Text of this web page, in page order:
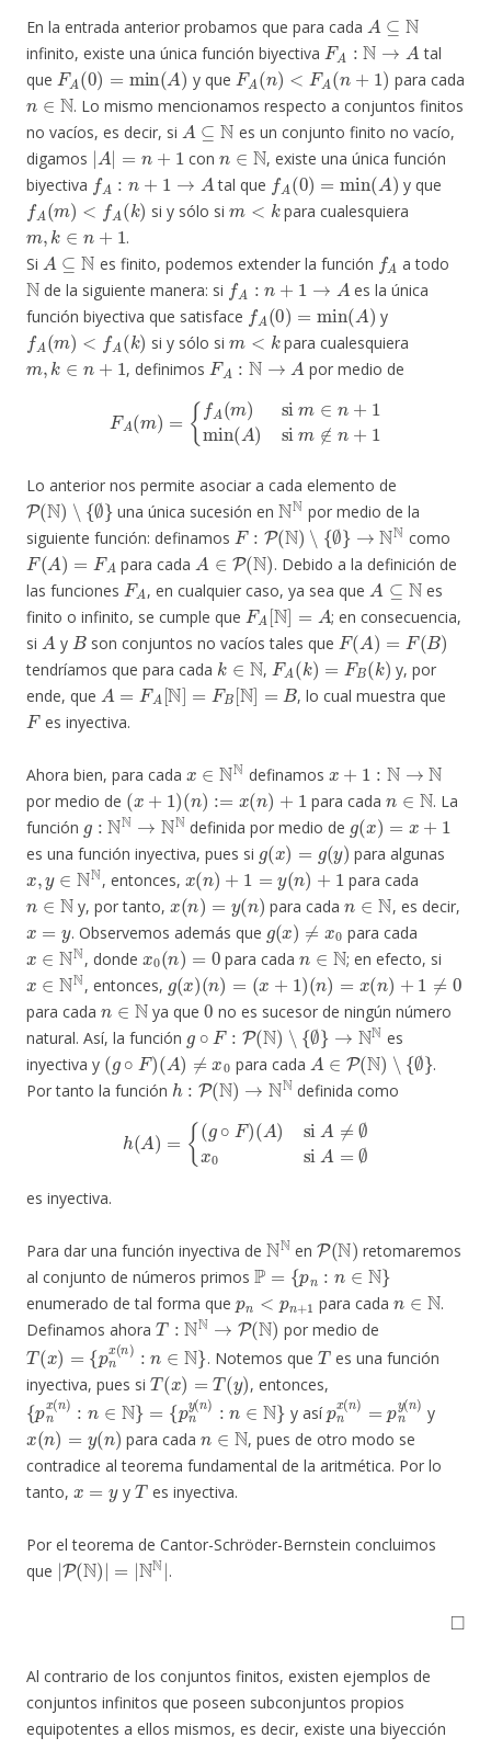
En la entrada anterior probamos que para cada
A N
infinito, existe una única función biyectiva
FA:N→ A
tal
que
FA 0)=min(A)
y que
FA (n)<FA(n+1 )
para cada
n∈ N
. Lo mismo mencionamos respecto a conjuntos finitos
no vacíos, es decir, si
A⊆N
es un conjunto finito no vacío,
digamos
| A| =n+1
con
n∈N
, existe una única función
biyectiva
fA: 1→ A
tal que
fA(0)=min(A)
y que
fA(m)<f A(k )
si y sólo si
m<k
para cualesquiera
m,k∈n + 1
.
Si
A⊆N
es finito, podemos extender la función
A
a todo
N
de la siguiente manera: si
fA:n+1→ A
es la única
función biyectiva que satisface
A(0) min (A)
y
fA(m)<fA(k)
si y sólo si
m <k
para cualesquiera
m,k∈n + 1
, definimos
FA:N→ A
por medio de
si m∈n min( A) si m ∉
Lo anterior nos permite asociar a cada elemento de
P(N)∖{∅}
una única sucesión en
NN
por medio de la
siguiente función: definamos
F:P(N)∖{ ∅}→NN
como
F(A)=FA
para cada
A∈P(N)
. Debido a la definición de
las funciones
FA
, en cualquier caso, ya sea que
A⊆N
es
finito o infinito, se cumple que
FA[N]= A
; en consecuencia,
si
A
y
B
son conjuntos no vacíos tales que
F(A)=F(B)
tendríamos que para cada
k∈N
,
FA(k)=F B(k)
y, por
ende, que
A=FA[N]=FB[N =B
, lo cual muestra que
F
es inyectiva.
Ahora bien, para cada
NN
definamos
→N
por medio de
(x+1)(n ):=x (n 1
para cada
n∈ N
. La
función
g: NN→ N N
definida por medio de
g(x) =x + 1
es una función inyectiva, pues si
g(x)=g(y )
para algunas
x,y∈NN
, entonces,
x(n)+1 =y(n)+1
para cada
n∈ N
y, por tanto,
x (n)=y n )
para cada
n∈N
, es decir,
x=y
. Observemos además que
g(x)≠x0
para cada
x NN
, donde
x0(n)=0
para cada
n∈N
; en efecto, si
x ∈ NN
, entonces,
g(x ) n)=(x+1)(n) =x(n)+ 1≠0
para cada
n∈N
ya que
0
no es sucesor de ningún número
natural. Así, la función
g∘F:P( N)∖{∅}→NN
es
inyectiva y
(g∘F)(A)≠x0
para cada
A∈ P(N)∖{∅}
.
Por tanto la función
h: P(N)→NN
definida como
∘F)(A si A ≠∅ x0 si = ∅
es inyectiva.
Para dar una función inyectiva de
NN
en
P( N)
retomaremos
al conjunto de números primos
P={ pn: n ∈N}
enumerado de tal forma que
pn< +1
para cada
N
.
Definamos ahora
T:NN→P(N)
por medio de
T(x )= n x(n): }
. Notemos que
T
es una función
inyectiva, pues si
T(x)=T (y)
, entonces,
{pnx( ): n N} pny(n) n∈N }
y así
pnx( pny
y
x(n) y( n)
para cada
∈ N
, pues de otro modo se
contradice al teorema fundamental de la aritmética. Por lo
tanto,
x=y
y
T
es inyectiva.
Por el teorema de Cantor-Schröder-Bernstein concluimos
que
|P(N)|=|NN|
.
◻
Al contrario de los conjuntos finitos, existen ejemplos de
conjuntos infinitos que poseen subconjuntos propios
equipotentes a ellos mismos, es decir, existe una biyección